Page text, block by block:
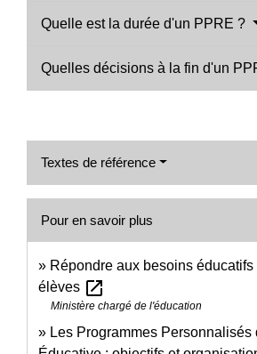
Quelle est la durée d'un PPRE ?
Quelles décisions à la fin d'un
Textes de référence
Pour en savoir plus
Répondre aux besoins
élèves open_in_new
Ministère chargé de l'éducation
Les Programmes Personnalisés